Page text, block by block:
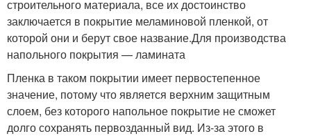
строительного материала, все их достоинство
заключается в покрытие меламиновой пленкой, от
которой они и берут свое название.Для производства
напольного покрытия — ламината
Пленка в таком покрытии имеет первостепенное
значение, потому что является верхним защитным
слоем, без которого напольное покрытие не сможет
долго сохранять первозданный вид. Из-за этого в